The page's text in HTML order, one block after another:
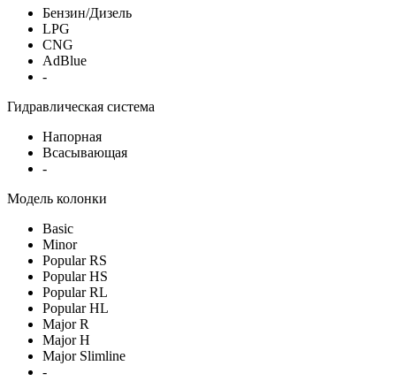
Бензин/Дизель
LPG
CNG
AdBlue
-
Гидравлическая система
Напорная
Всасывающая
-
Модель колонки
Basic
Minor
Popular RS
Popular HS
Popular RL
Popular HL
Major R
Major H
Major Slimline
-